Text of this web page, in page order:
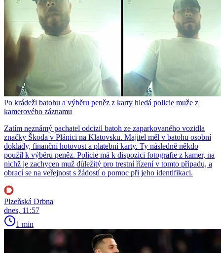
Po krádeži batohu a výběru peněz z karty hledá policie muže z
kamerového záznamu
Zatím neznámý pachatel odcizil batoh ze zaparkovaného vozidla
značky Škoda v Plánici na Klatovsku. Majitel měl v batohu osobní
doklady, finanční hotovost a platební karty. Ty následně někdo
použil k výběru peněz. Policie má k dispozici fotografie z kamer, na
nichž je zachycen muž důležitý pro trestní řízení v tomto případu, a
obrací se na veřejnost s žádostí o pomoc při jeho identifikaci.
Plzeňská Drbna
dnes, 11:57
1 min